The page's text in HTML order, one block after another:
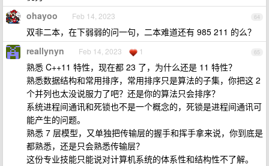
64
ohayoo Feb 14, 2023
双非二本，在下弱弱的问一句，二本难道还有 985 211 的么？
65
reallynyn Feb 14, 2023 1
熟悉 C++11 特性，现在都 23 了，为什么还是 11 特性？
熟悉数据结构和常用排序，常用排序只是算法的子集，你把这 2
个并列也太没说服力了吧？还是你的算法只会排序？
系统进程间通讯和死锁也不是一个概念的，死锁是进程间通讯可
能产生的问题。
熟悉 7 层模型，又单独把传输层的握手和挥手拿来说，你到底是
都熟悉，还是只会熟悉传输层？
这份专业技能只能说对计算机系统的体系性和结构性不了解。